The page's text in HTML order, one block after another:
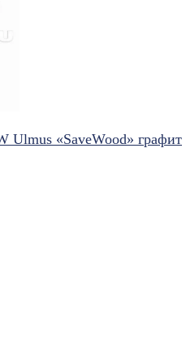
Ulmus «SaveWood» графит